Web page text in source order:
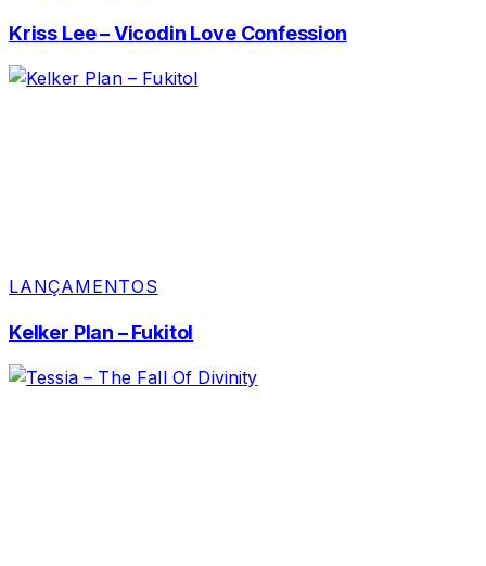
Kriss Lee – Vicodin Love Confession
LANÇAMENTOS
Kelker Plan – Fukitol